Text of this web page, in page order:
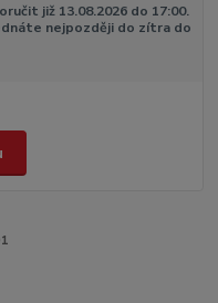
již 13.08.2026 do 17:00.
nejpozději do zítra do